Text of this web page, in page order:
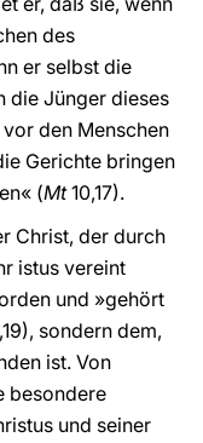
des
er selbst die
die Jünger dieses
den Menschen
Gerichte bringen
(Mt10,17).
Christ, der durch
istus vereint
und »gehört
sondern dem,
ist. Von
besondere
und seiner